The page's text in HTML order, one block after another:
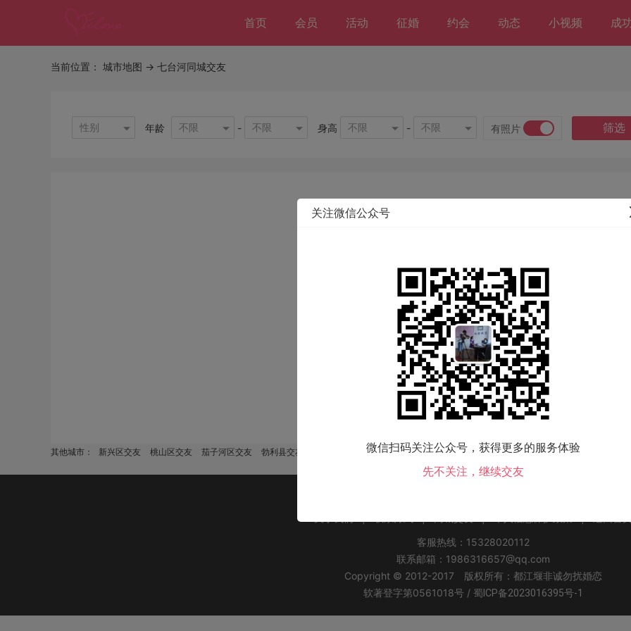
首页 会员 活动 征婚 约会 动态 小视频 成
当前位置： 城市地图 -> 七台河同城交友
性别 年龄 不限 - 不限 身高 不限 - 不限 有照片 筛选
该地区没有会员，换个城市试试！
其他城市： 新兴区交友 桃山区交友 茄子河区交友 勃利县交友
客服热线：15328020112
联系邮箱：1986316657@qq.com
Copyright © 2012-2017 版权所有：都江堰非诚勿扰婚恋
软著登字第0561018号 / 蜀ICP备2023016395号-1
关注微信公众号
微信扫码关注公众号，获得更多的服务体验
先不关注，继续交友